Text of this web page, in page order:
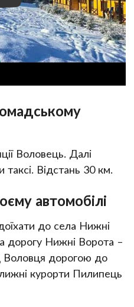
Воловець. Далі
Відстань 30 км.
автомобілі
до села Нижні
дорогу Нижні Ворота –
Воловця дорогою до
курорти Пилипець